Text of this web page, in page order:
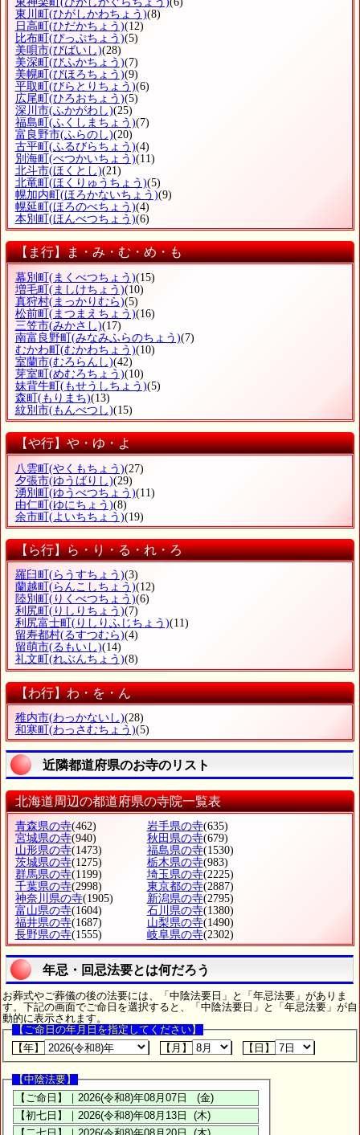
東川町 (ひがしかわちょう)(8)
日高町 (ひだかちょう)(12)
比布町 (ぴっぷちょう)(5)
美唄市(びばいし)(28)
美深町 (びふかちょう)(7)
美幌町 (びほろちょう)(9)
平取町 (びらとりちょう)(6)
広尾町 (ひろおちょう)(5)
深川市(ふかがわし)(25)
福島町 (ふくしまちょう)(7)
富良野市(ふらのし)(20)
古平町 (ふるびらちょう)(4)
別海町 (べつかいちょう)(11)
北斗市(ほくとし)(21)
北竜町 (ほくりゅうちょう)(5)
幌加内町 (ほろかないちょう)(9)
幌延町 (ほろのべちょう)(4)
本別町 (ほんべつちょう)(6)
【ま行】ま・み・む・め・も
幕別町 (まくべつちょう)(15)
増毛町 (ましけちょう)(10)
真狩村(まっかりむら)(5)
松前町 (まつまえちょう)(16)
三笠市(みかさし)(17)
南富良野町 (みなみふらのちょう)(7)
むかわ町 (むかわちょう)(10)
室蘭市(むろらんし)(42)
芽室町 (めむろちょう)(10)
妹背牛町 (もせうしちょう)(5)
森町 (もりまち)(13)
紋別市(もんべつし)(15)
【や行】や・ゆ・よ
八雲町(やくもちょう)(27)
夕張市(ゆうばりし)(29)
湧別町(ゆうべつちょう)(11)
由仁町(ゆにちょう)(8)
余市町(よいちちょう)(19)
【ら行】ら・り・る・れ・ろ
羅臼町 (らうすちょう)(3)
蘭越町 (らんこしちょう)(12)
陸別町 (りくべつちょう)(6)
利尻町 (りしりちょう)(7)
利尻富士町 (りしりふじちょう)(11)
留寿都村(るすつむら)(4)
留萌市(るもいし)(14)
礼文町 (れぶんちょう)(8)
【わ行】わ・を・ん
稚内市(わっかないし)(28)
和寒町 (わっさむちょう)(5)
近隣都道府県のお寺のリスト
北海道周辺の都道府県の寺院一覧表
青森県の寺(462) 岩手県の寺(635)
宮城県の寺(940) 秋田県の寺(679)
山形県の寺(1473) 福島県の寺(1530)
茨城県の寺(1275) 栃木県の寺(983)
群馬県の寺(1199) 埼玉県の寺(2225)
千葉県の寺(2998) 東京都の寺(2887)
神奈川県の寺(1905) 新潟県の寺(2795)
富山県の寺(1604) 石川県の寺(1380)
福井県の寺(1687) 山梨県の寺(1490)
長野県の寺(1555) 岐阜県の寺(2302)
年忌・回忌法要とは何だろう
お葬式やご葬儀の後の法要には、「中陰法要日」と「年忌法要」がありま
す。下記の画面でご命日を選択すると、「中陰法要日」と「年忌法要」が自
動的に表示されます。
【ご命日の年月日を指定してください】
【年】
【月】 【日】
【中陰法要】